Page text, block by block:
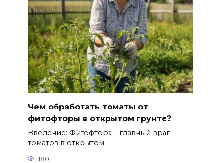
Чем обработать томаты от
фитофторы в открытом грунте?
Введение: Фитофтора – главный враг
томатов в открытом
180